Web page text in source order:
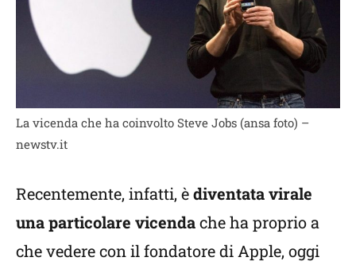
La vicenda che ha coinvolto Steve Jobs (ansa foto) –
newstv.it
Recentemente, infatti, èdiventata virale
una particolare vicendache ha proprio a
che vedere con il fondatore di Apple, oggi